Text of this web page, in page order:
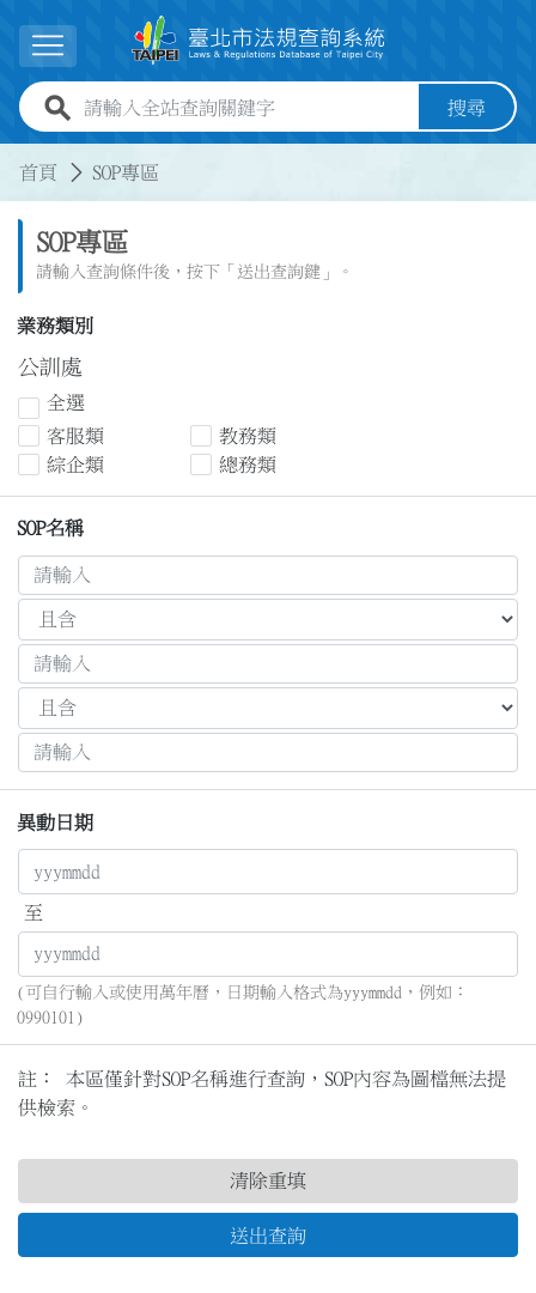
展開選單
全站查詢關鍵字欄位 搜尋
首頁 SOP專區
SOP專區
請輸入查詢條件後，按下「送出查詢鍵」。
業務類別
公訓處
全選
客服類
教務類
綜企類
總務類
SOP名稱
異動日期
至
(可自行輸入或使用萬年曆，日期輸入格式為yyymmdd，例如：
0990101)
註： 本區僅針對SOP名稱進行查詢，SOP內容為圖檔無法提
供檢索。
送出查詢
清除重填